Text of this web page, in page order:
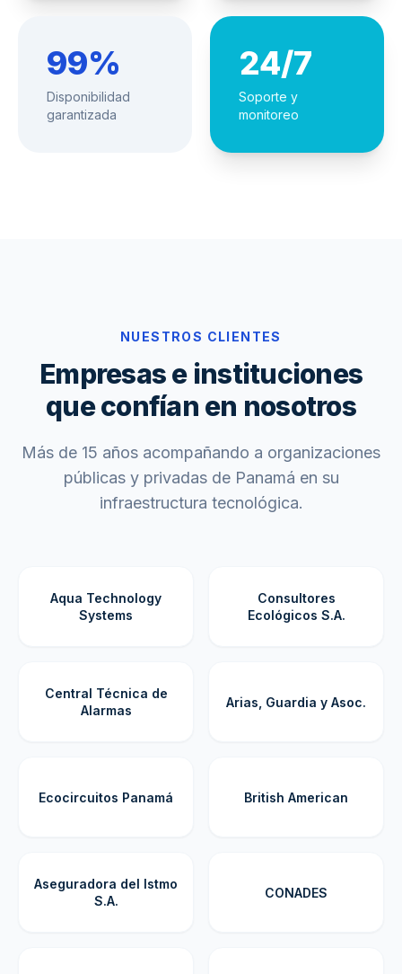
99%
Disponibilidad
garantizada
24/7
Soporte y
monitoreo
NUESTROS CLIENTES
Empresas e instituciones
que confían en nosotros
Más de 15 años acompañando a organizaciones
públicas y privadas de Panamá en su
infraestructura tecnológica.
Aqua Technology
Systems
Consultores
Ecológicos S.A.
Central Técnica de
Alarmas
Arias, Guardia y Asoc.
Ecocircuitos Panamá British American
Aseguradora del Istmo
S.A.
CONADES